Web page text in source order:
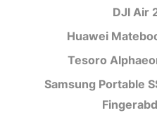
DJI Air
Huawei
Tesoro
Samsung Portable